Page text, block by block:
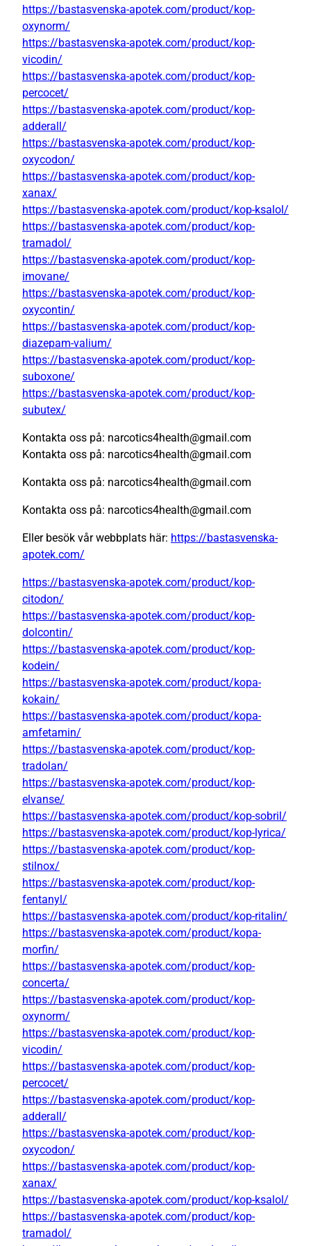
https://bastasvenska-apotek.com/product/kop-
oxynorm/
https://bastasvenska-apotek.com/product/kop-
vicodin/
https://bastasvenska-apotek.com/product/kop-
percocet/
https://bastasvenska-apotek.com/product/kop-
adderall/
https://bastasvenska-apotek.com/product/kop-
oxycodon/
https://bastasvenska-apotek.com/product/kop-
xanax/
https://bastasvenska-apotek.com/product/kop-ksalol/
https://bastasvenska-apotek.com/product/kop-
tramadol/
https://bastasvenska-apotek.com/product/kop-
imovane/
https://bastasvenska-apotek.com/product/kop-
oxycontin/
https://bastasvenska-apotek.com/product/kop-
diazepam-valium/
https://bastasvenska-apotek.com/product/kop-
suboxone/
https://bastasvenska-apotek.com/product/kop-
subutex/
Kontakta oss på: narcotics4health@gmail.com
Kontakta oss på: narcotics4health@gmail.com
Kontakta oss på: narcotics4health@gmail.com
Kontakta oss på: narcotics4health@gmail.com
Eller besök vår webbplats här: https://bastasvenska-
apotek.com/
https://bastasvenska-apotek.com/product/kop-
citodon/
https://bastasvenska-apotek.com/product/kop-
dolcontin/
https://bastasvenska-apotek.com/product/kop-
kodein/
https://bastasvenska-apotek.com/product/kopa-
kokain/
https://bastasvenska-apotek.com/product/kopa-
amfetamin/
https://bastasvenska-apotek.com/product/kop-
tradolan/
https://bastasvenska-apotek.com/product/kop-
elvanse/
https://bastasvenska-apotek.com/product/kop-sobril/
https://bastasvenska-apotek.com/product/kop-lyrica/
https://bastasvenska-apotek.com/product/kop-
stilnox/
https://bastasvenska-apotek.com/product/kop-
fentanyl/
https://bastasvenska-apotek.com/product/kop-ritalin/
https://bastasvenska-apotek.com/product/kopa-
morfin/
https://bastasvenska-apotek.com/product/kop-
concerta/
https://bastasvenska-apotek.com/product/kop-
oxynorm/
https://bastasvenska-apotek.com/product/kop-
vicodin/
https://bastasvenska-apotek.com/product/kop-
percocet/
https://bastasvenska-apotek.com/product/kop-
adderall/
https://bastasvenska-apotek.com/product/kop-
oxycodon/
https://bastasvenska-apotek.com/product/kop-
xanax/
https://bastasvenska-apotek.com/product/kop-ksalol/
https://bastasvenska-apotek.com/product/kop-
tramadol/